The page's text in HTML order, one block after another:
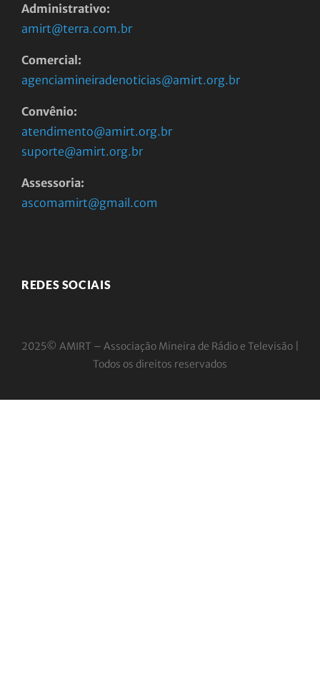
Administrativo:
amirt@terra.com.br
Comercial:
agenciamineiradenoticias@amirt.org.br
Convênio:
atendimento@amirt.org.br
suporte@amirt.org.br
Assessoria:
ascomamirt@gmail.com
REDES SOCIAIS
2025© AMIRT – Associação Mineira de Rádio e Televisão |
Todos os direitos reservados